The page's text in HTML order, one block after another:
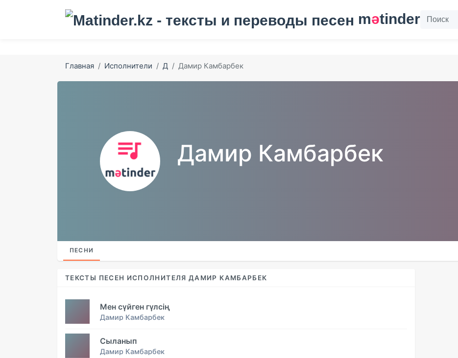
mәtinder
Главная Исполнители Д Дамир Камбарбек
Дамир Камбарбек
ПЕСНИ
ТЕКСТЫ ПЕСЕН ИСПОЛНИТЕЛЯ ДАМИР КАМБАРБЕК
Мен сүйген гүлсің
Дамир Камбарбек
Сыланып
Дамир Камбарбек